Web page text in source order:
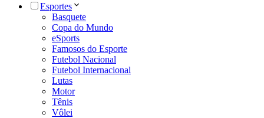
Esportes
Basquete
Copa do Mundo
eSports
Famosos do Esporte
Futebol Nacional
Futebol Internacional
Lutas
Motor
Tênis
Vôlei